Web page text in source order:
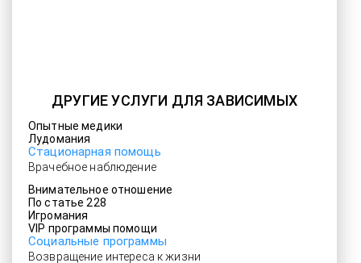
ДРУГИЕ УСЛУГИ ДЛЯ ЗАВИСИМЫХ
Опытные медики
Лудомания
Стационарная помощь
Врачебное наблюдение
Внимательное отношение
По статье 228
Игромания
VIP программы помощи
Социальные программы
Возвращение интереса к жизни